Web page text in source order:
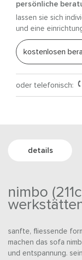
persönliche
lassen sie sich
und eine
kostenlosen
oder telefonisch:
details
nimbo
sanfte, fliessende
machen das sofa
und entspannung.